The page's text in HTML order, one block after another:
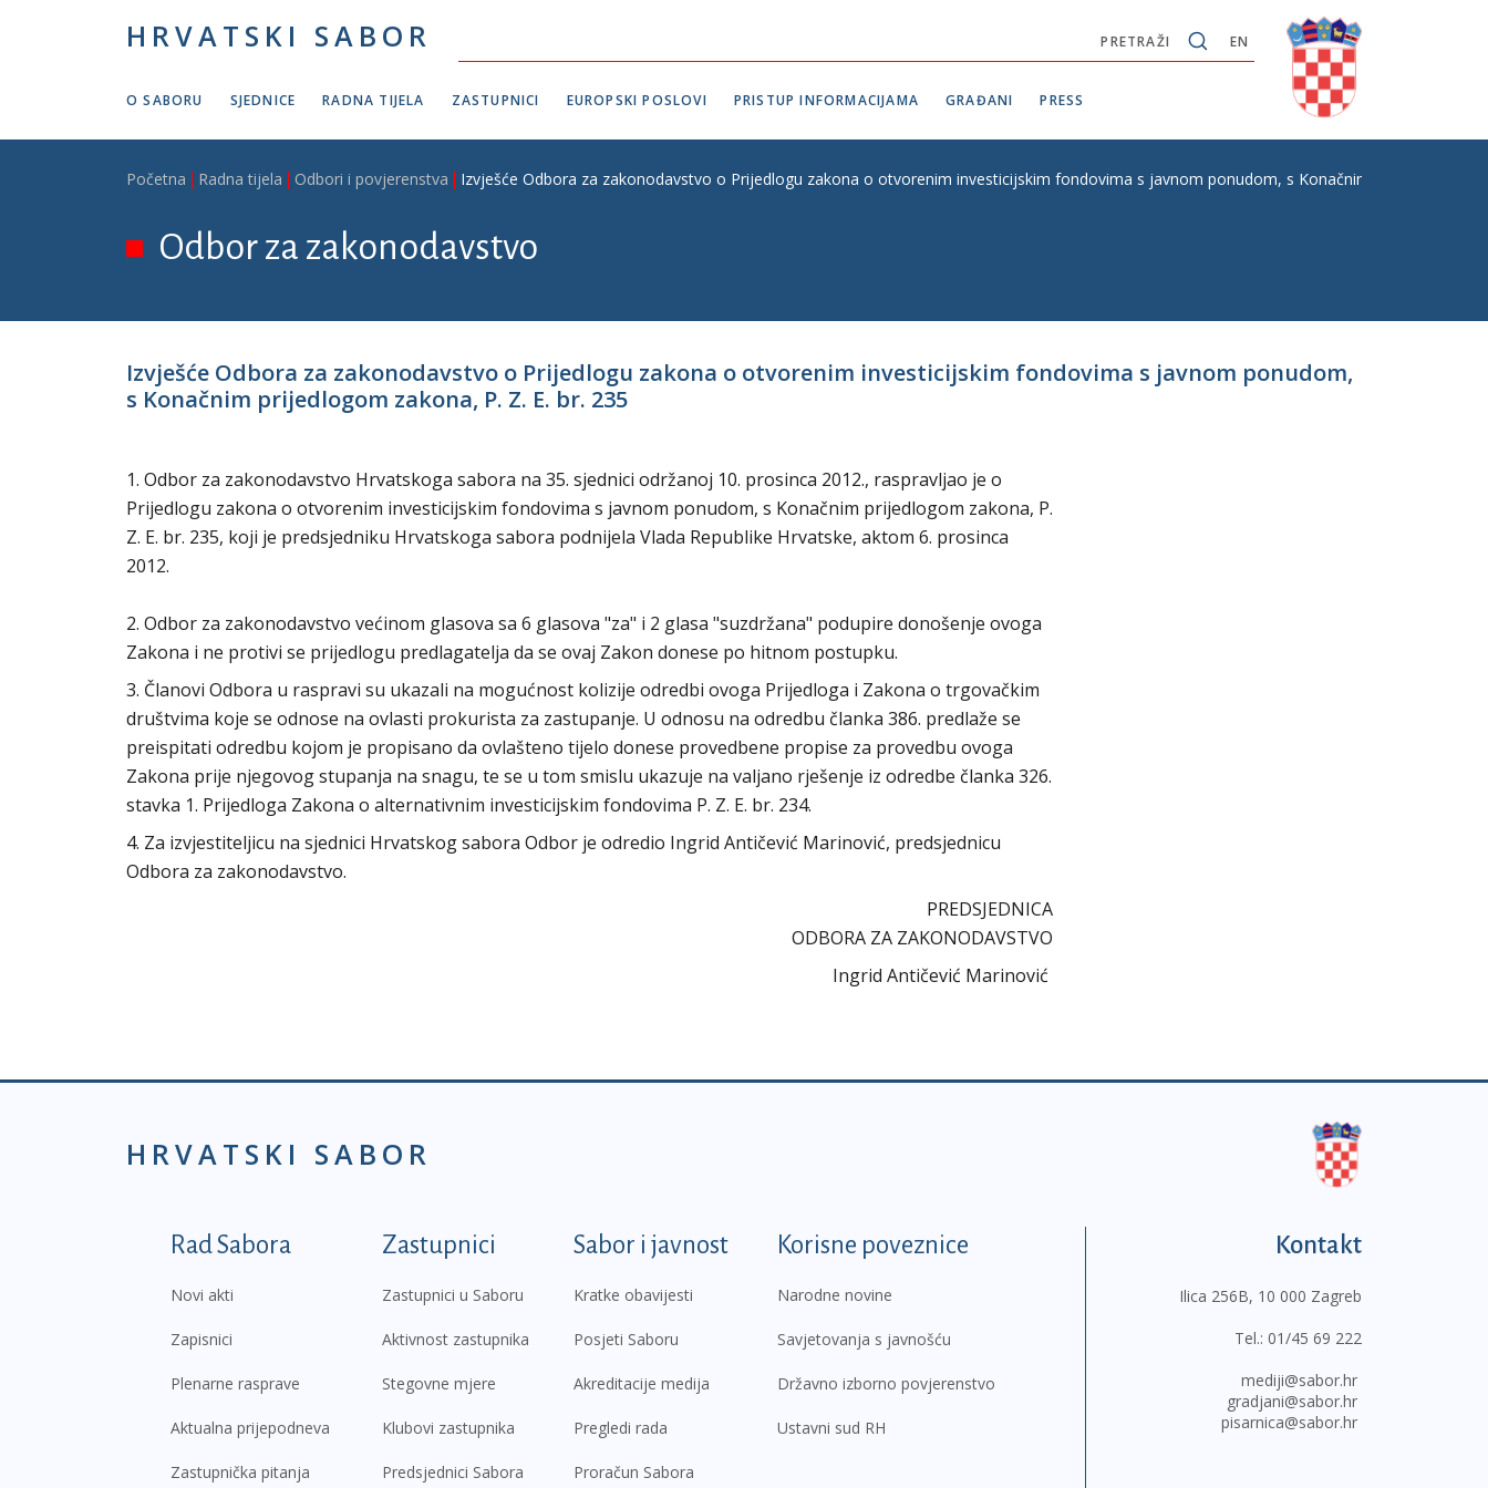
HRVATSKI SABOR EN
PRETRAŽI
O SABORU SJEDNICE RADNA TIJELA ZASTUPNICI EUROPSKI POSLOVI PRISTUP INFORMACIJAMA GRAĐANI PRESS
Breadcrumb
Početna Radna tijela Odbori i povjerenstva Izvješće Odbora za zakonodavstvo o Prijedlogu zakona o otvorenim investicijskim fondovima s javnom ponudom, s Konačnim prijedlogom
Odbor za zakonodavstvo
Izvješće Odbora za zakonodavstvo o Prijedlogu zakona o otvorenim investicijskim fondovima s javnom ponudom,
s Konačnim prijedlogom zakona, P. Z. E. br. 235
1. Odbor za zakonodavstvo Hrvatskoga sabora na 35. sjednici održanoj 10. prosinca 2012., raspravljao je o
Prijedlogu zakona o otvorenim investicijskim fondovima s javnom ponudom, s Konačnim prijedlogom zakona, P.
Z. E. br. 235, koji je predsjedniku Hrvatskoga sabora podnijela Vlada Republike Hrvatske, aktom 6. prosinca
2012.
2. Odbor za zakonodavstvo većinom glasova sa 6 glasova "za" i 2 glasa "suzdržana" podupire donošenje ovoga
Zakona i ne protivi se prijedlogu predlagatelja da se ovaj Zakon donese po hitnom postupku.
3. Članovi Odbora u raspravi su ukazali na mogućnost kolizije odredbi ovoga Prijedloga i Zakona o trgovačkim
društvima koje se odnose na ovlasti prokurista za zastupanje. U odnosu na odredbu članka 386. predlaže se
preispitati odredbu kojom je propisano da ovlašteno tijelo donese provedbene propise za provedbu ovoga
Zakona prije njegovog stupanja na snagu, te se u tom smislu ukazuje na valjano rješenje iz odredbe članka 326.
stavka 1. Prijedloga Zakona o alternativnim investicijskim fondovima P. Z. E. br. 234.
4. Za izvjestiteljicu na sjednici Hrvatskog sabora Odbor je odredio Ingrid Antičević Marinović, predsjednicu
Odbora za zakonodavstvo.
PREDSJEDNICA
ODBORA ZA ZAKONODAVSTVO
Ingrid Antičević Marinović
HRVATSKI SABOR
Podnožje prvi izbornik
Rad Sabora
Novi akti
Zapisnici
Plenarne rasprave
Aktualna prijepodneva
Zastupnička pitanja
Zastupnici
Zastupnici u Saboru
Aktivnost zastupnika
Stegovne mjere
Klubovi zastupnika
Predsjednici Sabora
Sabor i javnost
Kratke obavijesti
Posjeti Saboru
Akreditacije medija
Pregledi rada
Proračun Sabora
Korisne poveznice
Narodne novine
Savjetovanja s javnošću
Državno izborno povjerenstvo
Ustavni sud RH
Kontakt
Ilica 256B, 10 000 Zagreb
Tel.: 01/45 69 222
mediji@sabor.hr
gradjani@sabor.hr
pisarnica@sabor.hr